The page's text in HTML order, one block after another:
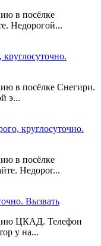
в посёлке
Недорогой...
в посёлке Снегири.
э...
круглосуточно.
в посёлке
Недорог...
Вызвать
ЦКАД. Телефон
у на...